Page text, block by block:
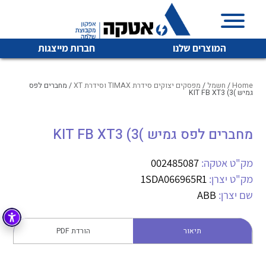
המוצרים שלנו חברות מייצגות
איכות | שרות | זמינות
והפצה של מוצרי
מיתוג, בקרה , ואינסטלציה חשמלית ופעילה ב7 תחומים:
חשמל מיתוג ואינסטלציה חשמלית
בקרה
זיווד
לכל מוצרי היצרן לכל מוצרי היצרן
לכל מוצרי היצרן לכל מוצרי היצרן
Home
/ חשמל / מפסקים יצוקים סידרת TIMAX וסידרת XT / מחברים לפס
גמיש )KIT FB XT3 (3
מחברים לפס גמיש )KIT FB XT3 (3
מק"ט אטקה: 002485087
מק"ט יצרן: 1SDA066965R1
שם יצרן: ABB
תיאור הורדת PDF